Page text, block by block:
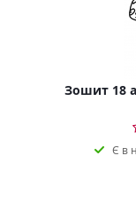
Зошит 18
Є в